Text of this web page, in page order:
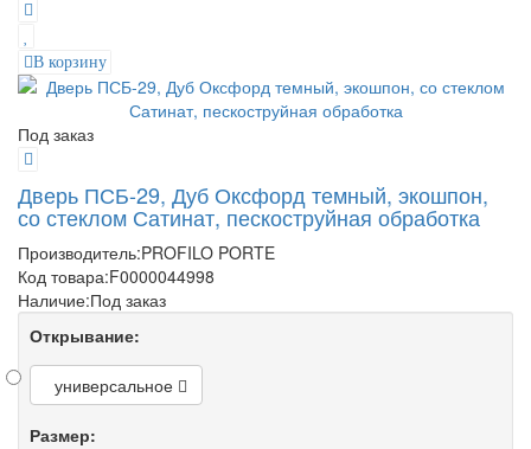
В корзину
Под заказ
Дверь ПСБ-29, Дуб Оксфорд темный, экошпон,
со стеклом Сатинат, пескоструйная обработка
Производитель:PROFILO PORTE
Код товара:F0000044998
Наличие:Под заказ
Открывание:
универсальное
Размер: